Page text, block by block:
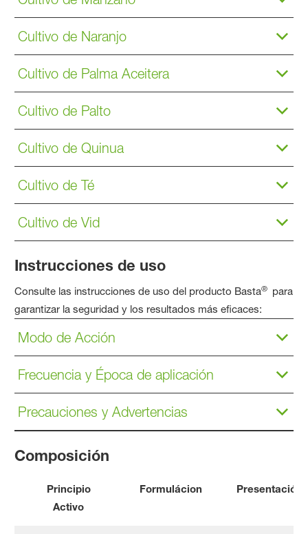
Cultivo de Naranjo
Cultivo de Palma Aceitera
Cultivo de Palto
Cultivo de Quinua
Cultivo de Té
Cultivo de Vid
Instrucciones de uso
Consulte las instrucciones de uso del producto Basta® para
garantizar la seguridad y los resultados más eficaces:
Modo de Acción
Frecuencia y Época de aplicación
Precauciones y Advertencias
Composición
Principio
Activo
Formulácion Presentación